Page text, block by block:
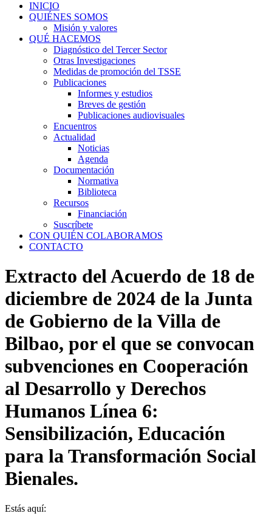
INICIO
QUIÉNES SOMOS
Misión y valores
QUÉ HACEMOS
Diagnóstico del Tercer Sector
Otras Investigaciones
Medidas de promoción del TSSE
Publicaciones
Informes y estudios
Breves de gestión
Publicaciones audiovisuales
Encuentros
Actualidad
Noticias
Agenda
Documentación
Normativa
Biblioteca
Recursos
Financiación
Suscríbete
CON QUIÉN COLABORAMOS
CONTACTO
Extracto del Acuerdo de 18 de
diciembre de 2024 de la Junta
de Gobierno de la Villa de
Bilbao, por el que se convocan
subvenciones en Cooperación
al Desarrollo y Derechos
Humanos Línea 6:
Sensibilización, Educación
para la Transformación Social
Bienales.
Estás aquí: